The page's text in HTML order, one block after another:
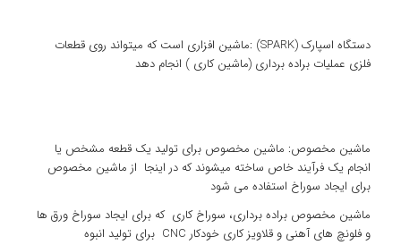
دستگاه اسپارک (SPARK) :ماشین افزاری است که میتواند روی قطعات
فلزی عملیات براده برداری (ماشین کاری ) انجام دهد
ماشین مخصوص: ماشین مخصوص برای تولید یک قطعه مشخص یا
انجام یک فرآیند خاص ساخته میشوند که در اینجا از ماشین مخصوص
برای ایجاد سوراخ استفاده می شود
ماشین مخصوص براده برداری، سوراخ کاری که برای ایجاد سوراخ ورق ها
و فلونچ های آهنی و قلاویز کاری خودکار CNC برای تولید انبوه